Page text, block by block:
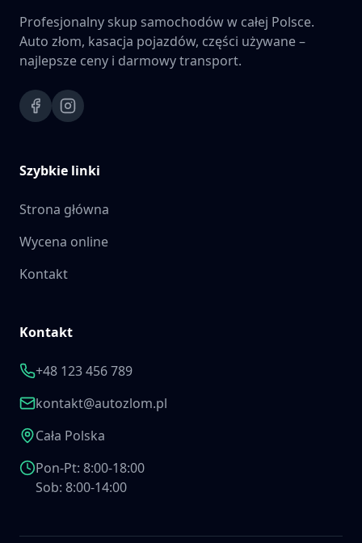
Profesjonalny skup samochodów w całej Polsce.
Auto złom, kasacja pojazdów, części używane –
najlepsze ceny i darmowy transport.
Szybkie linki
Strona główna
Wycena online
Kontakt
Kontakt
+48 123 456 789
kontakt@autozlom.pl
Cała Polska
Pon-Pt: 8:00-18:00
Sob: 8:00-14:00